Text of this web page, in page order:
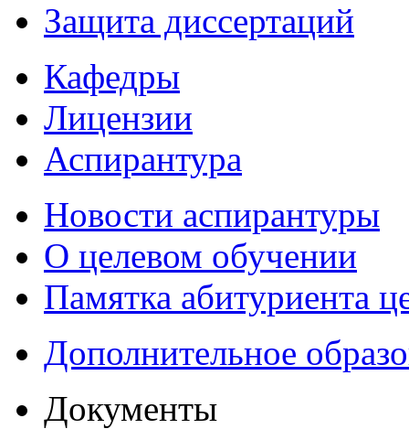
Защита диссертаций
Кафедры
Лицензии
Аспирантура
Новости аспирантуры
О целевом обучении
Памятка абитуриента
Дополнительное
Документы